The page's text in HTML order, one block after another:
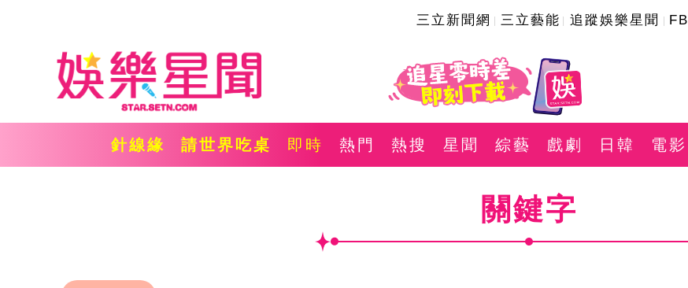
三立新聞網 三立藝能 追蹤娛樂星聞 FB
針線緣 請世界吃桌 即時 熱門 熱搜 星聞 綜藝 戲劇 日韓 電影
關鍵字